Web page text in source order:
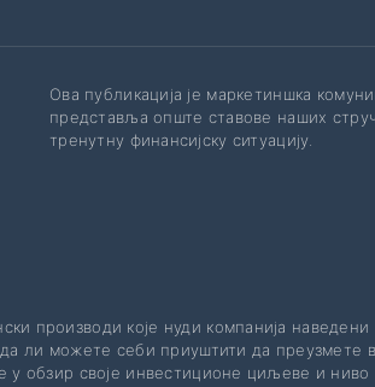
Ова публикација је маркетиншка
представља опште ставове наших
тренутну финансијску ситуацију.
производи које нуди компанија
ли можете себи приуштити да преузмете
обзир своје инвестиционе циљеве и ниво